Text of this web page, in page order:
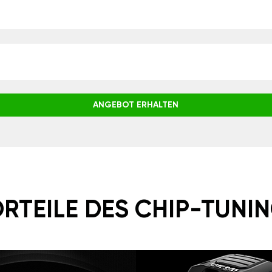
ANGEBOT ERHALTEN
DES CHIP-